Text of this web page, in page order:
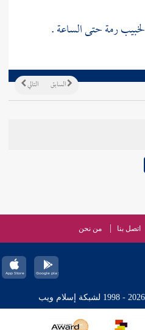
لخبيبرمة حتى الساعة .
التالي السابق
اتصل بنا من نحن